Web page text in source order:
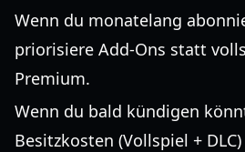
Wenn du monatelang
priorisiere Add-Ons statt
Premium.
Wenn du bald kündigen
Besitzkosten (Vollspiel +